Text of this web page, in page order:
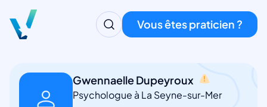
Vous êtes praticien ?
Gwennaelle Dupeyroux
Psychologue à La Seyne-sur-Mer